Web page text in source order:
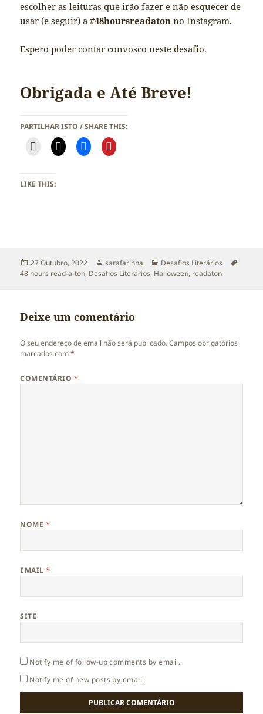
escolher as leituras que irão fazer e não esquecer de
usar (e seguir) a #48hoursreadatonno Instagram.
Espero poder contar convosco neste desafio.
Obrigada e Até Breve!
PARTILHAR ISTO / SHARE THIS:
LIKE THIS:
Publicado
a
27 Outubro, 2022 Autor
sarafarinha Categorias
Desafios Literários
48 hours read-a-ton, Desafios Literários, Halloween, readaton
Deixe um comentário
O seu endereço de email não será publicado. Campos obrigatórios
marcados com*
COMENTÁRIO *
NOME *
EMAIL*
SITE
Notify me of follow-up comments by email.
Notify me of new posts by email.